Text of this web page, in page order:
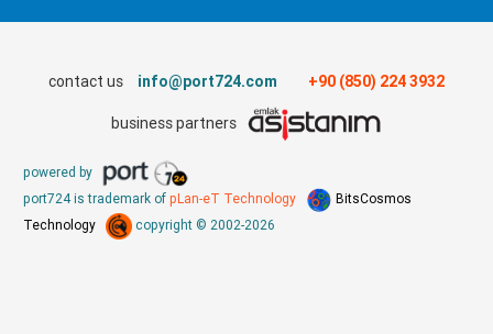
contact us info@port724.com +90 (850) 224 3932
business partners
powered by
port724 is trademark of pLan-eT Technology
BitsCosmos
Technology
copyright © 2002-2026